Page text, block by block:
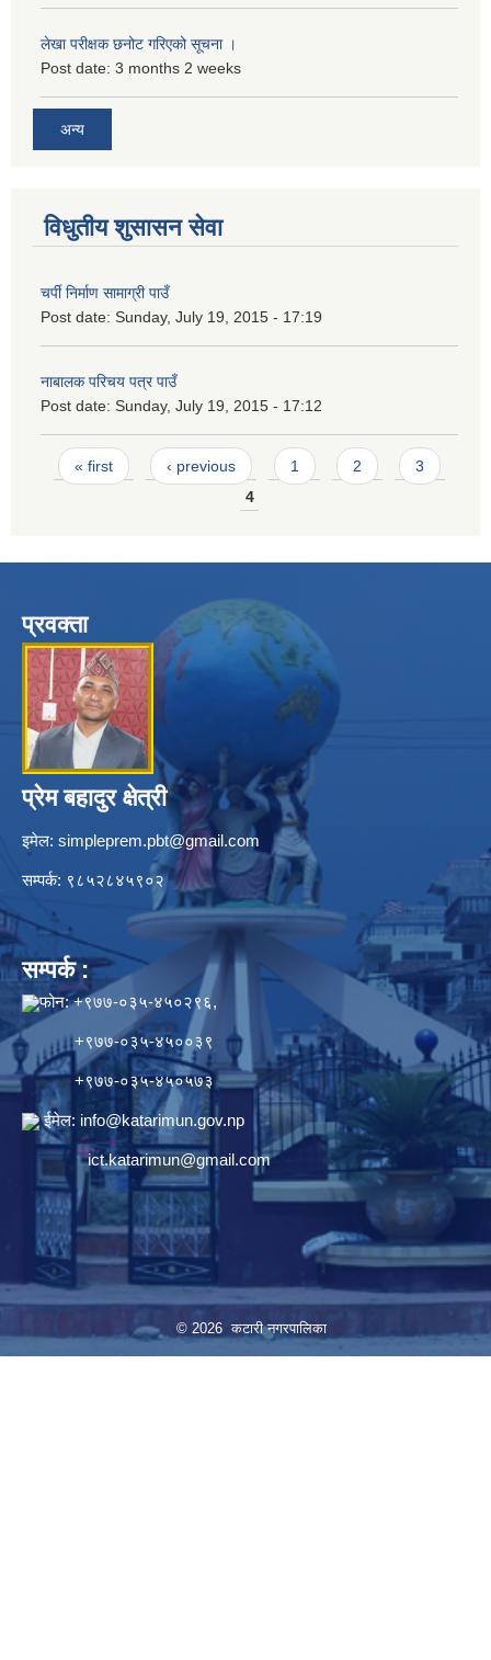
लेखा परीक्षक छनोट गरिएको सूचना ।
Post date: 3 months 2 weeks
अन्य
विधुतीय शुसासन सेवा
चर्पी निर्माण सामाग्री पाउँ
Post date: Sunday, July 19, 2015 - 17:19
नाबालक परिचय पत्र पाउँ
Post date: Sunday, July 19, 2015 - 17:12
Pages
« first ‹ previous 1 2
3
4
प्रवक्ता
प्रेम बहादुर क्षेत्री
इमेल: simpleprem.pbt@gmail.com
सम्पर्क: ९८५२८४५९०२
सम्पर्क :
फोन: +९७७-०३५-४५०२९६,
+९७७-०३५-४५००३९
+९७७-०३५-४५०५७३
ईमेल: info@katarimun.gov.np
ict.katarimun@gmail.com
© 2026 कटारी नगरपालिका